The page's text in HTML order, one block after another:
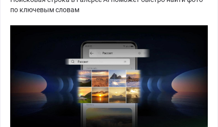
по ключевым словам